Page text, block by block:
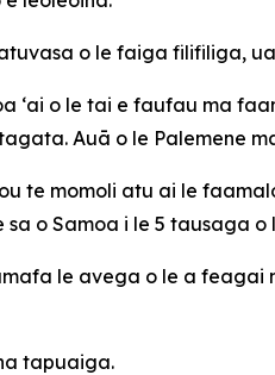
o le faiga filifiliga,
‘ai o le tai e faufau ma
Auā o le Palemene
te momoli atu ai le
sa o Samoa i le 5 tausaga
le avega o le a
tapuaiga.